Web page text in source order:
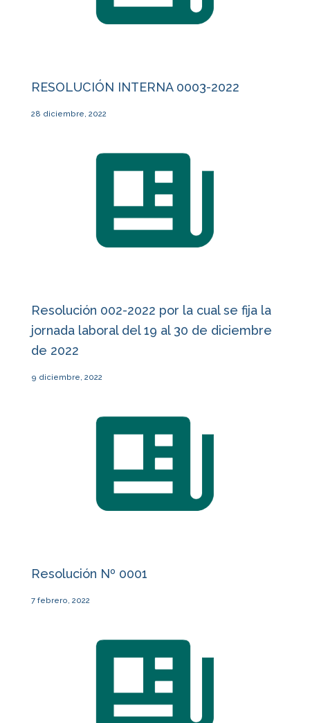
RESOLUCIÓN INTERNA 0003-2022
28 diciembre, 2022
Resolución 002-2022 por la cual se fija la
jornada laboral del 19 al 30 de diciembre
de 2022
9 diciembre, 2022
Resolución Nº 0001
7 febrero, 2022